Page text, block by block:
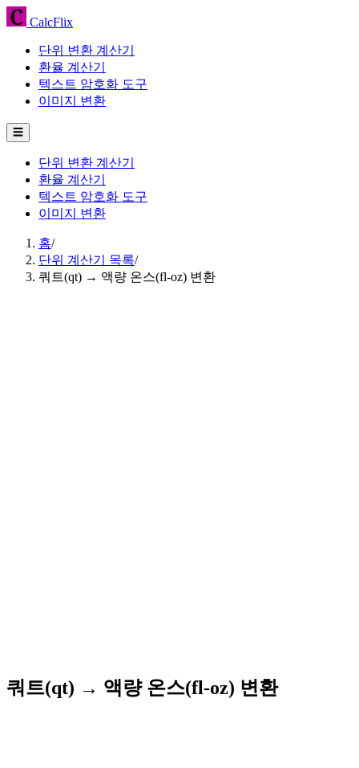
CalcFlix
단위 변환 계산기
환율 계산기
텍스트 암호화 도구
이미지 변환
☰
단위 변환 계산기
환율 계산기
텍스트 암호화 도구
이미지 변환
홈/
단위 계산기 목록/
쿼트(qt) → 액량 온스(fl-oz) 변환
쿼트(qt) → 액량 온스(fl-oz) 변환